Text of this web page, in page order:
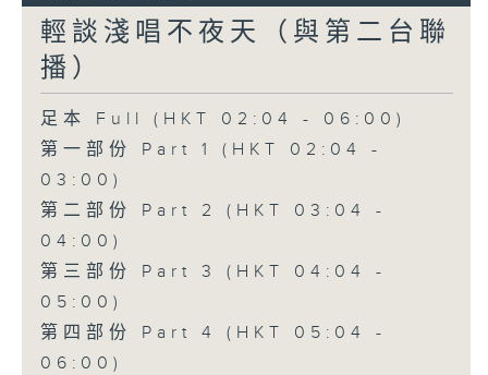
輕談淺唱不夜天（與第二台聯
播）
足本 Full (HKT 02:04 - 06:00)
第一部份 Part 1 (HKT 02:04 -
03:00)
第二部份 Part 2 (HKT 03:04 -
04:00)
第三部份 Part 3 (HKT 04:04 -
05:00)
第四部份 Part 4 (HKT 05:04 -
06:00)